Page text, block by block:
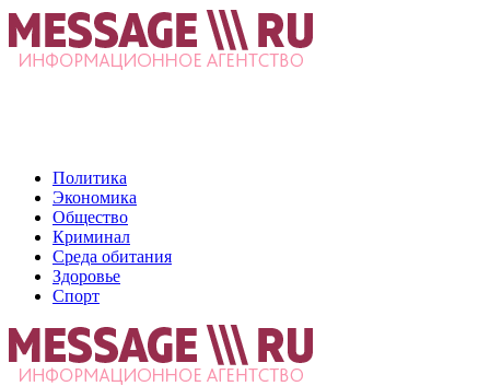
Политика
Экономика
Общество
Криминал
Среда обитания
Здоровье
Спорт